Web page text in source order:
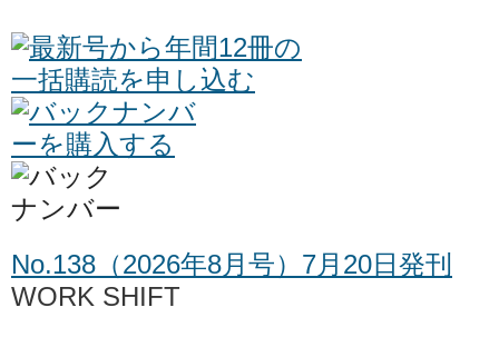
No.138（2026年8月号）7月20日発刊
WORK SHIFT